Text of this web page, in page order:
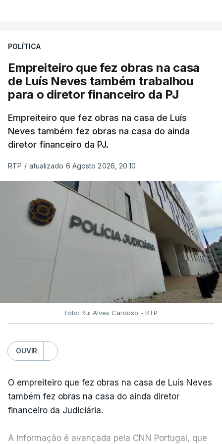
POLÍTICA
Empreiteiro que fez obras na casa
de Luís Neves também trabalhou
para o diretor financeiro da PJ
Empreiteiro que fez obras na casa de Luís
Neves também fez obras na casa do ainda
diretor financeiro da PJ.
RTP / atualizado 6 Agosto 2026, 20:10
Foto: Rui Alves Cardoso - RTP
OUVIR
O empreiteiro que fez obras na casa de Luís Neves
também fez obras na casa do ainda diretor
financeiro da Judiciária.
A informação é avançada pela CNN Portugal, que